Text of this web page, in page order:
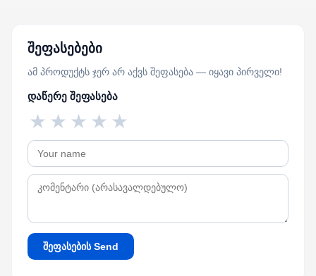
შეფასებები
ამ პროდუქტს ჯერ არ აქვს შეფასება — იყავი პირველი!
დაწერე შეფასება
★
★
★
★
★
შეფასების Send